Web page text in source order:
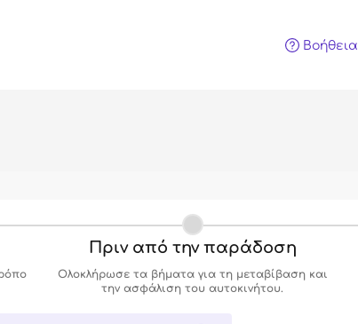
Βοήθεια
Πριν από την παράδοση
Ολοκλήρωσε τα βήματα για τη μεταβίβαση και
την ασφάλιση του αυτοκινήτου.